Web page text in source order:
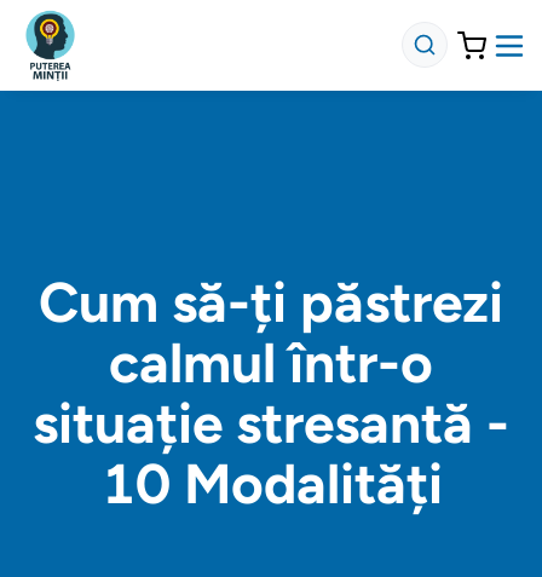
Cum să-ți păstrezi
calmul într-o
situație stresantă -
10 Modalități